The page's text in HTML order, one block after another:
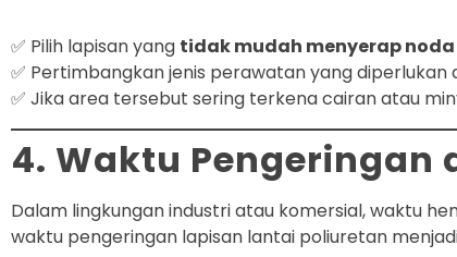
✅ Pilih lapisan yang tidak mudah menyerap
✅ Pertimbangkan jenis perawatan yang diperlukan
✅ Jika area tersebut sering terkena cairan atau
4. Waktu Pengeringan
Dalam lingkungan industri atau komersial, waktu
waktu pengeringan lapisan lantai poliuretan